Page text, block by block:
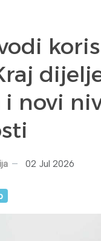
novi
02 Jul 2026